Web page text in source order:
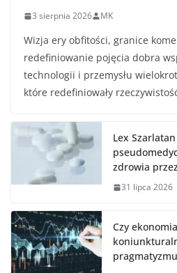
3 sierpnia 2026 MK
Wizja ery obfitości, granice
redefiniowanie pojęcia dobra
technologii i przemysłu
które redefiniowały
Lex
zdrowia
31 lipca 2026
Czy
pragmatyzmu